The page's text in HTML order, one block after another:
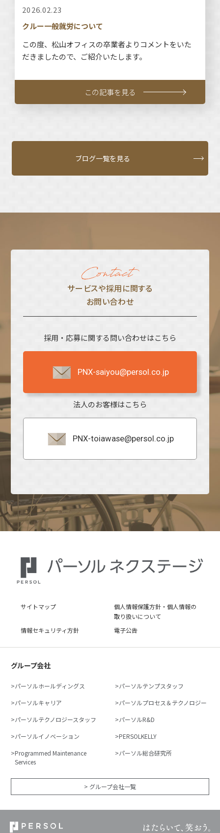
2026.02.23
クルー一般就労について
この度、松山オフィスの卒業者よりコメントをいた
だきましたので、ご紹介いたします。
この記事を見る
ブログ一覧を見る
サービスや採⽤に関する
お問い合わせ
採用・応募に関する問い合わせはこちら
PNX-saiyou@persol.co.jp
法人のお客様はこちら
PNX-toiawase@persol.co.jp
サイトマップ
個人情報保護方針・個人情報の
取り扱いについて
情報セキュリティ方針
電子公告
グループ会社
パーソルホールディングス
パーソルテンプスタッフ
パーソルキャリア
パーソルプロセス＆テクノロジー
パーソルテクノロジースタッフ
パーソルR&D
パーソルイノベーション
PERSOLKELLY
Programmed Maintenance
Services
パーソル総合研究所
> グループ会社一覧